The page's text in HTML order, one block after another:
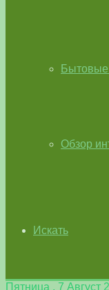
Обзор
Искать
Пятница , 7 Август